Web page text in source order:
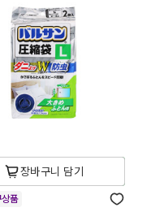
장바구니 담기
품